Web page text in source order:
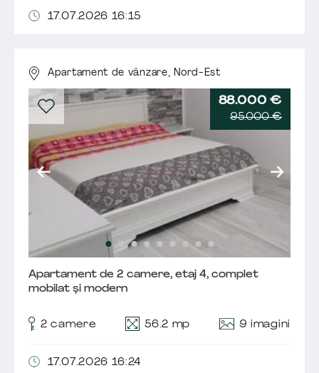
17.07.2026 16:15
Apartament de vânzare,Nord-Est
88.000 €
95.000 €
Apartament de 2 camere, etaj 4, complet
mobilat și modern
2 camere 56.2 mp 9 imagini
17.07.2026 16:24